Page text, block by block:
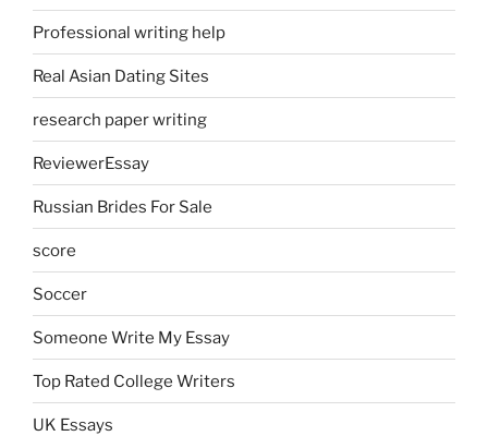
Professional writing help
Real Asian Dating Sites
research paper writing
ReviewerEssay
Russian Brides For Sale
score
Soccer
Someone Write My Essay
Top Rated College Writers
UK Essays